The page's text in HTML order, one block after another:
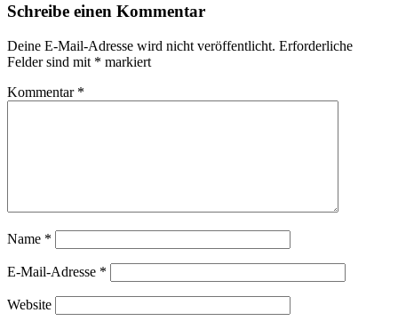
Schreibe einen Kommentar
Deine E-Mail-Adresse wird nicht veröffentlicht. Erforderliche
Felder sind mit * markiert
Kommentar *
Name *
E-Mail-Adresse *
Website